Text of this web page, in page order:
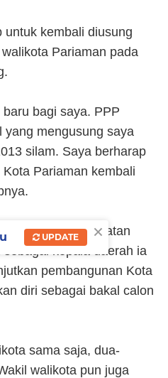
untuk kembali diusung
Pariaman pada
bagi saya. PPP
yang mengusung saya
silam. Saya berharap
Pariaman kembali
bahwa niatan
kepala daerah ia
pembangunan Kota
diri sebagai bakal calon
sama saja, dua-
walikota pun juga
×
UPDATE